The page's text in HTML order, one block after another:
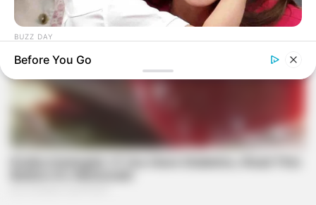
BUZZ DAY
Kate Middleton Can't Stop Finding These In Prince Louis's
Bed
Before You Go